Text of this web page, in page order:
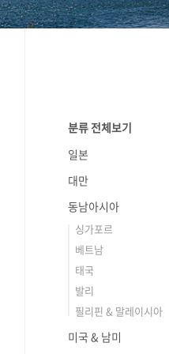
분류 전체보기
일본
대만
동남아시아
싱가포르
베트남
태국
발리
필리핀 & 말레이시아
미국 & 남미